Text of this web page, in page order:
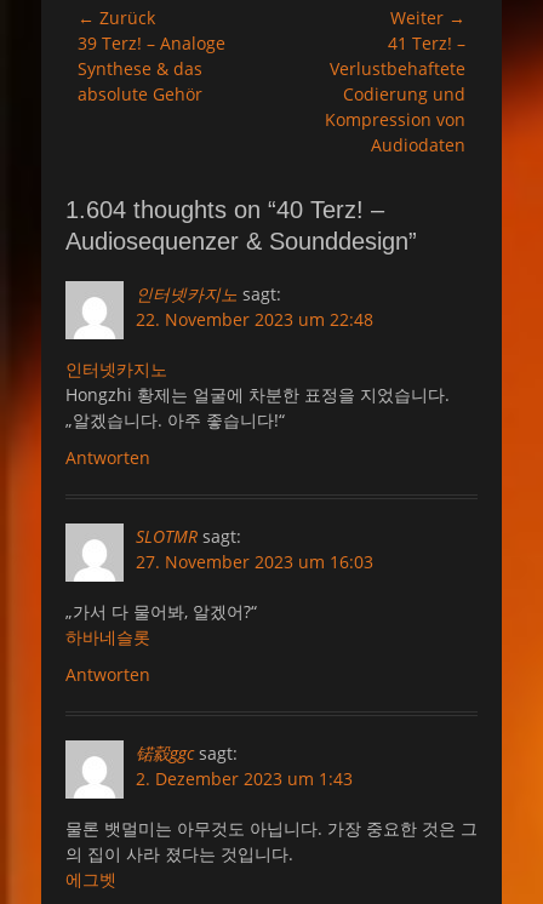
w
o
r
t
Beitrags-
Navigation
← Zurück
Vorheriger
Beitrag:
39 Terz! – Analoge
Synthese & das
absolute Gehör
Weiter →
Beitrag:
41 Terz! –
Verlustbehaftete
Codierung und
Kompression von
Audiodaten
1.604 thoughts on “40 Terz! –
Audiosequenzer & Sounddesign”
인터넷카지노 sagt:
22. November 2023 um 22:48
인터넷카지노
Hongzhi 황제는 얼굴에 차분한 표정을 지었습니다.
„알겠습니다. 아주 좋습니다!“
Antworten
SLOTMR sagt:
27. November 2023 um 16:03
„가서 다 물어봐, 알겠어?“
하바네슬롯
Antworten
锘縠ggc sagt:
2. Dezember 2023 um 1:43
물론 뱃멀미는 아무것도 아닙니다. 가장 중요한 것은 그
의 집이 사라 졌다는 것입니다.
에그벳